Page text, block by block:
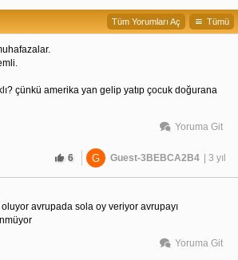
Tümü
Tüm Yorumları Aç
çünkü amerika yan gelip yatıp çocuk doğurana
Yoruma Git
6 G Guest-3BEBCA2B4 | 3 yıl
avrupada sola oy veriyor avrupayı
Yoruma Git